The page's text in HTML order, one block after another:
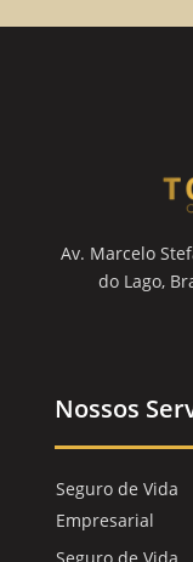
Av. Marcelo
do Lago,
Nossos
Seguro de Vida
Empresarial